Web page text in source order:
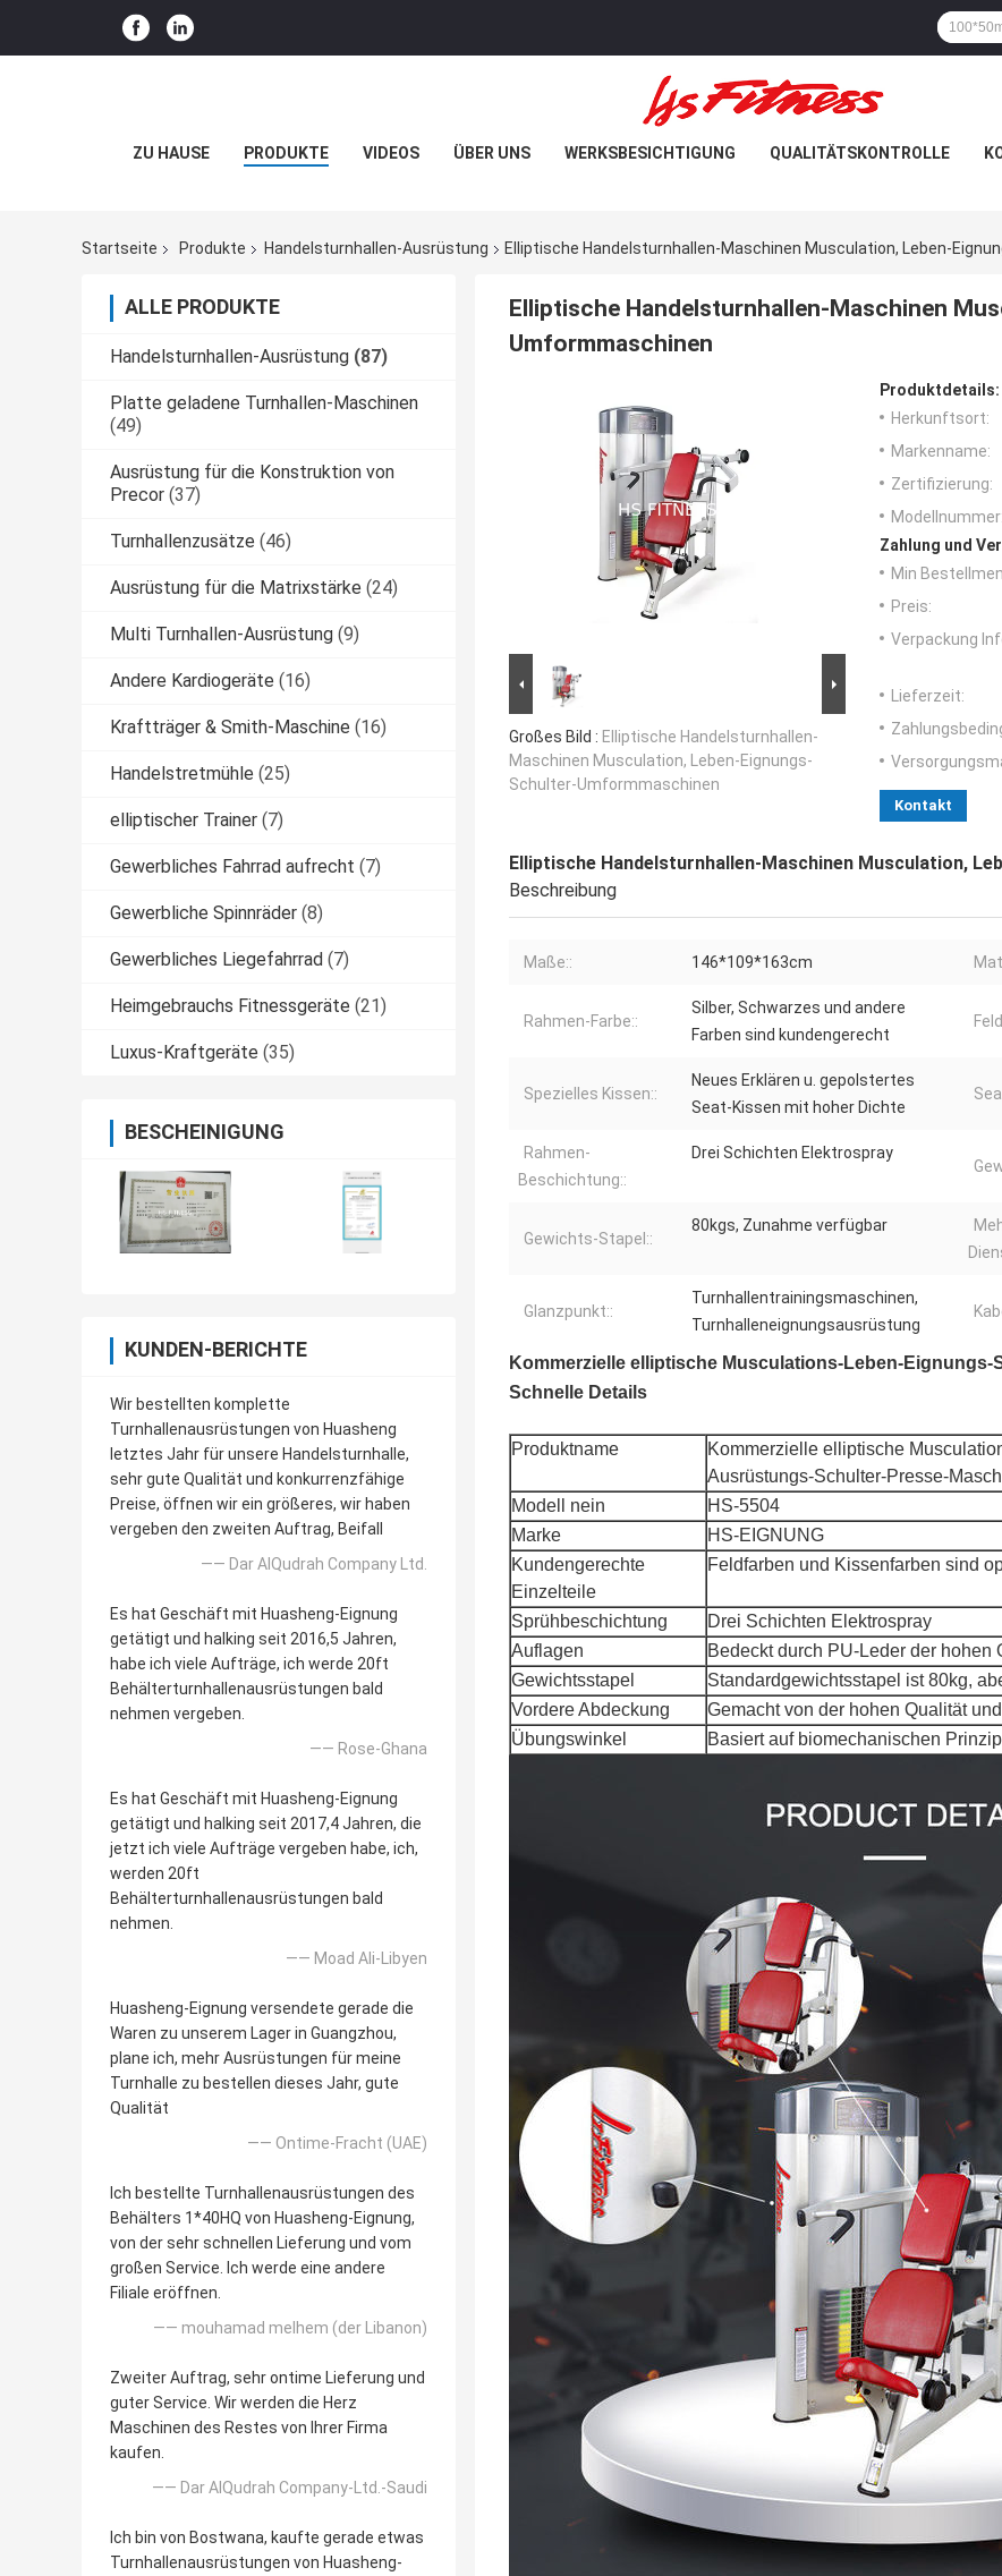
ZU HAUSE PRODUKTE VIDEOS ÜBER UNS WERKSBESICHTIGUNG QUALITÄTSKONTROLLE
Startseite Produkte Handelsturnhallen-Ausrüstung Elliptische Handelsturnhallen-Maschinen Musculation, Leben-
ALLE PRODUKTE
Handelsturnhallen-Ausrüstung (87)
Platte geladene Turnhallen-Maschinen
(49)
Ausrüstung für die Konstruktion von
Precor (37)
Turnhallenzusätze (46)
Ausrüstung für die Matrixstärke (24)
Multi Turnhallen-Ausrüstung (9)
Andere Kardiogeräte (16)
Kraftträger & Smith-Maschine (16)
Handelstretmühle (25)
elliptischer Trainer (7)
Gewerbliches Fahrrad aufrecht (7)
Gewerbliche Spinnräder (8)
Gewerbliches Liegefahrrad (7)
Heimgebrauchs Fitnessgeräte (21)
Luxus-Kraftgeräte (35)
BESCHEINIGUNG
KUNDEN-BERICHTE
Wir bestellten komplette
Turnhallenausrüstungen von Huasheng
letztes Jahr für unsere Handelsturnhalle,
sehr gute Qualität und konkurrenzfähige
Preise, öffnen wir ein größeres, wir haben
vergeben den zweiten Auftrag, Beifall
—— Dar AlQudrah Company Ltd.
Es hat Geschäft mit Huasheng-Eignung
getätigt und halking seit 2016,5 Jahren,
habe ich viele Aufträge, ich werde 20ft
Behälterturnhallenausrüstungen bald
nehmen vergeben.
—— Rose-Ghana
Es hat Geschäft mit Huasheng-Eignung
getätigt und halking seit 2017,4 Jahren, die
jetzt ich viele Aufträge vergeben habe, ich,
werden 20ft
Behälterturnhallenausrüstungen bald
nehmen.
—— Moad Ali-Libyen
Huasheng-Eignung versendete gerade die
Waren zu unserem Lager in Guangzhou,
plane ich, mehr Ausrüstungen für meine
Turnhalle zu bestellen dieses Jahr, gute
Qualität
—— Ontime-Fracht (UAE)
Ich bestellte Turnhallenausrüstungen des
Behälters 1*40HQ von Huasheng-Eignung,
von der sehr schnellen Lieferung und vom
großen Service. Ich werde eine andere
Filiale eröffnen.
—— mouhamad melhem (der Libanon)
Zweiter Auftrag, sehr ontime Lieferung und
guter Service. Wir werden die Herz
Maschinen des Restes von Ihrer Firma
kaufen.
—— Dar AlQudrah Company-Ltd.-Saudi
Ich bin von Bostwana, kaufte gerade etwas
Turnhallenausrüstungen von Huasheng-
Elliptische Handelsturnhallen-Maschinen
Umformmaschinen
Großes Bild : Elliptische Handelsturnhallen-
Maschinen Musculation, Leben-Eignungs-
Schulter-Umformmaschinen
Produktdetails:
Herkunftsort:
Markenname:
Zertifizierung:
Modellnummer:
Zahlung und
Min
Preis:
Verpackung
Lieferzeit:
Kontakt
Elliptische Handelsturnhallen-Maschinen Musculation,
Beschreibung
Maße:: 146*109*163cm
Rahmen-Farbe::
Silber, Schwarzes und andere
Farben sind kundengerecht
Spezielles Kissen::
Neues Erklären u. gepolstertes
Seat-Kissen mit hoher Dichte
Rahmen-
Beschichtung::
Drei Schichten Elektrospray
Gewichts-Stapel::
80kgs, Zunahme verfügbar
Glanzpunkt::
Turnhallentrainingsmaschinen,
Turnhalleneignungsausrüstung
Kommerzielle elliptische Musculations-Leben-
Schnelle Details
Produktname
Kommerzielle elliptische
Ausrüstungs-Schulter-Presse-
Modell nein
HS-5504
Marke
HS-EIGNUNG
Kundengerechte
Einzelteile
Feldfarben und Kissenfarben sind
Sprühbeschichtung
Drei Schichten Elektrospray
Auflagen
Bedeckt durch PU-Leder der hohen
Gewichtsstapel
Standardgewichtsstapel ist 80kg,
Vordere Abdeckung
Gemacht von der hohen Qualität
Übungswinkel
Basiert auf biomechanischen